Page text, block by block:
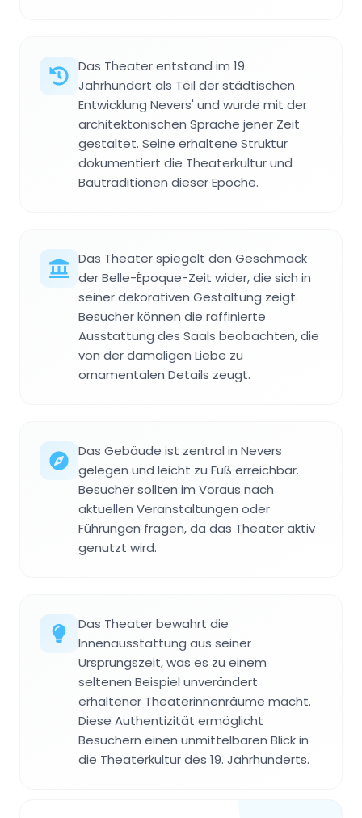
Das Theater entstand im 19.
Jahrhundert als Teil der städtischen
Entwicklung Nevers' und wurde mit der
architektonischen Sprache jener Zeit
gestaltet. Seine erhaltene Struktur
dokumentiert die Theaterkultur und
Bautraditionen dieser Epoche.
Das Theater spiegelt den Geschmack
der Belle-Époque-Zeit wider, die sich in
seiner dekorativen Gestaltung zeigt.
Besucher können die raffinierte
Ausstattung des Saals beobachten, die
von der damaligen Liebe zu
ornamentalen Details zeugt.
Das Gebäude ist zentral in Nevers
gelegen und leicht zu Fuß erreichbar.
Besucher sollten im Voraus nach
aktuellen Veranstaltungen oder
Führungen fragen, da das Theater aktiv
genutzt wird.
Das Theater bewahrt die
Innenausstattung aus seiner
Ursprungszeit, was es zu einem
seltenen Beispiel unverändert
erhaltener Theaterinnenräume macht.
Diese Authentizität ermöglicht
Besuchern einen unmittelbaren Blick in
die Theaterkultur des 19. Jahrhunderts.